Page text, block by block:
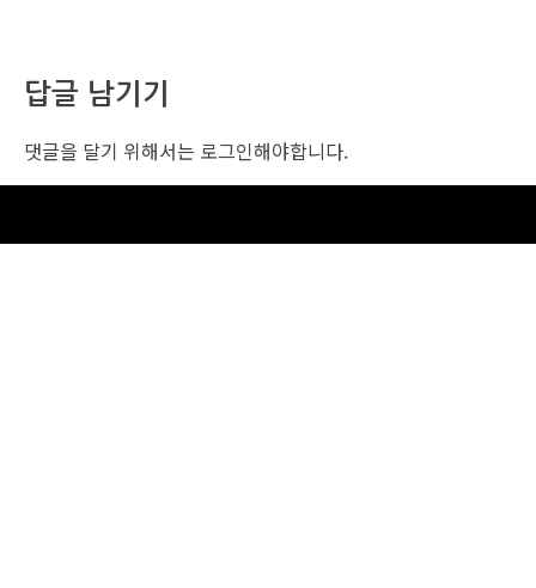
답글 남기기
댓글을 달기 위해서는 로그인해야합니다.